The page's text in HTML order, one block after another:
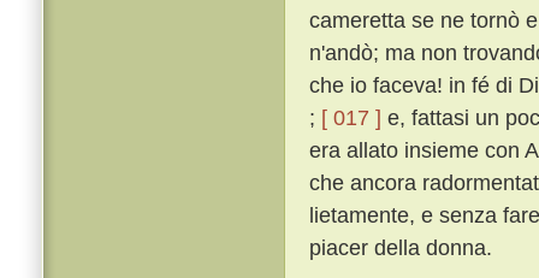
cameretta se ne tornò
n'andò; ma non
che io faceva! in fé di
; [ 017 ] e, fattasi un
era allato insieme con
che ancora
lietamente, e senza
piacer della donna.